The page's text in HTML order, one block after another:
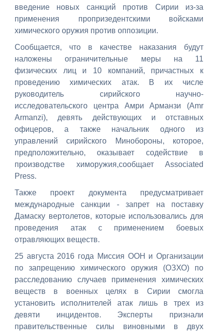
введение новых санкций против Сирии из-за
применения пропризедентскими войсками
химического оружия против оппозиции.
Сообщается, что в качестве наказания будут
наложены ограничительные меры на 11
физических лиц и 10 компаний, причастных к
проведению химических атак. В их числе
руководитель сирийского научно-
исследовательского центра Амри Арманзи (Amr
Armanzi), девять действующих и отставных
офицеров, а также начальник одного из
управлений сирийского Минобороны, которое,
предположительно, оказывает содействие в
производстве химоружия,сообщает Associated
Press.
Также проект документа предусматривает
международные санкции - запрет на поставку
Дамаску вертолетов, которые использовались для
проведения атак с применением боевых
отравляющих веществ.
25 августа 2016 года Миссия ООН и Организации
по запрещению химического оружия (ОЗХО) по
расследованию случаев применения химических
веществ в военных целях в Сирии смогла
установить исполнителей атак лишь в трех из
девяти инцидентов. Эксперты признали
правительственные силы виновными в двух